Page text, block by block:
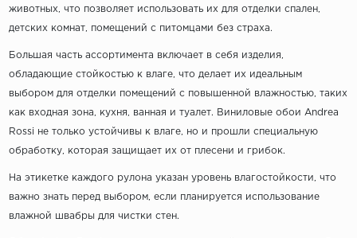
животных, что позволяет использовать их для отделки спален,
детских комнат, помещений с питомцами без страха.
Большая часть ассортимента включает в себя изделия,
обладающие стойкостью к влаге, что делает их идеальным
выбором для отделки помещений с повышенной влажностью, таких
как входная зона, кухня, ванная и туалет. Виниловые обои Andrea
Rossi не только устойчивы к влаге, но и прошли специальную
обработку, которая защищает их от плесени и грибок.
На этикетке каждого рулона указан уровень влагостойкости, что
важно знать перед выбором, если планируется использование
влажной швабры для чистки стен.